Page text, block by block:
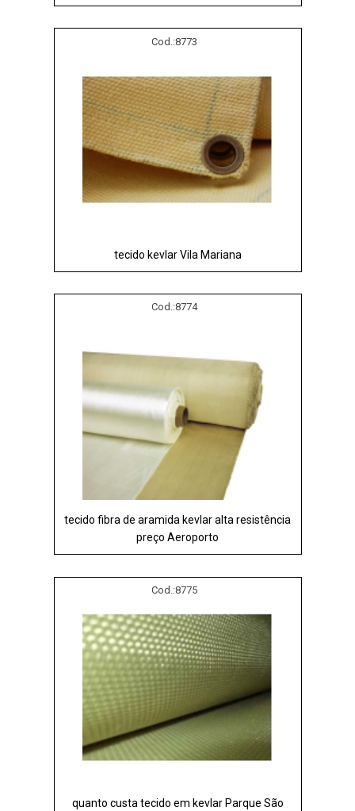
Cod.:8773
tecido kevlar Vila Mariana
Cod.:8774
tecido fibra de aramida kevlar alta resistência
preço Aeroporto
Cod.:8775
quanto custa tecido em kevlar Parque São